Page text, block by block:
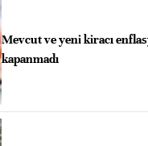
Mevcut ve yeni kiracı
kapanmadı